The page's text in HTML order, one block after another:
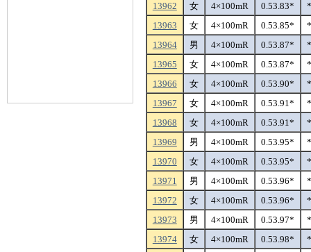
13962
女 4×100mR 0.53.83*
*
13963
女 4×100mR 0.53.85*
*
13964
男 4×100mR 0.53.87*
*
13965
女 4×100mR 0.53.87*
*
13966
女 4×100mR 0.53.90*
*
13967
女 4×100mR 0.53.91*
*
13968
女 4×100mR 0.53.91*
*
13969
男 4×100mR 0.53.95*
*
13970
女 4×100mR 0.53.95*
*
13971
男 4×100mR 0.53.96*
*
13972
女 4×100mR 0.53.96*
*
13973
男 4×100mR 0.53.97*
*
13974
女 4×100mR 0.53.98*
*